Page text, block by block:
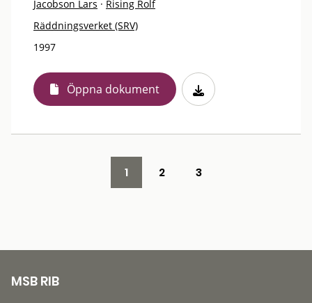
Jacobson Lars · Rising Rolf
Räddningsverket (SRV)
1997
Öppna dokument
1 2 3
MSB RIB